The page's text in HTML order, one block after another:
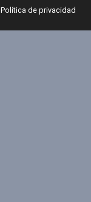
Política de privacidad